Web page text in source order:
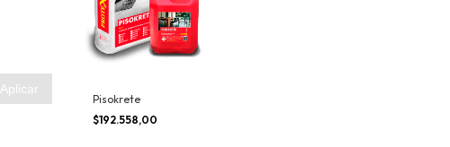
Aplicar
Pisokrete
$192.558,00